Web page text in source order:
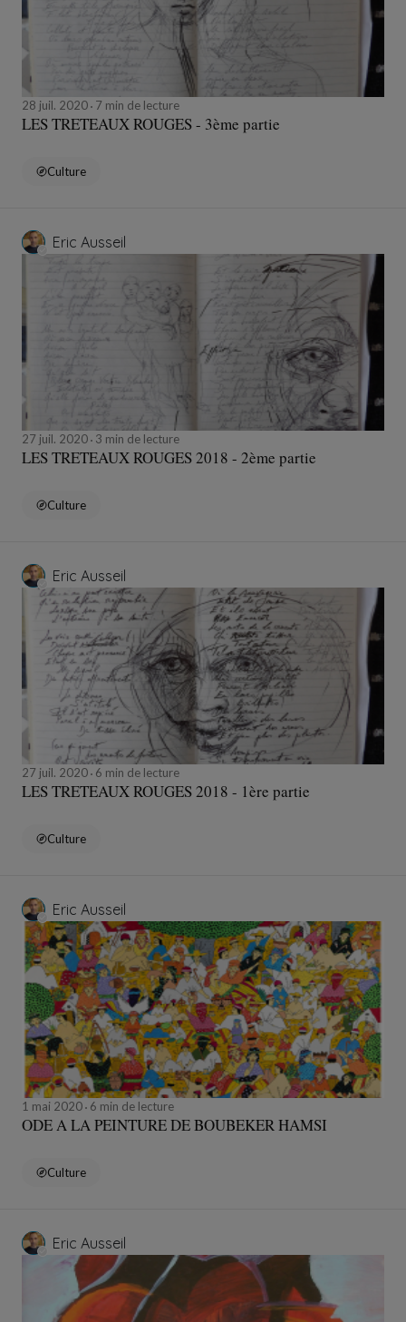
28 juil. 2020 7 min de lecture
LES TRETEAUX ROUGES - 3ème partie
Culture
Eric Ausseil
27 juil. 2020 3 min de lecture
LES TRETEAUX ROUGES 2018 - 2ème partie
Culture
Eric Ausseil
27 juil. 2020 6 min de lecture
LES TRETEAUX ROUGES 2018 - 1ère partie
Culture
Eric Ausseil
1 mai 2020 6 min de lecture
ODE A LA PEINTURE DE BOUBEKER HAMSI
Culture
Eric Ausseil